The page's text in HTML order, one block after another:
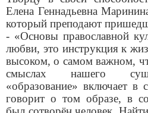
Елена Геннадьевна
который преподают
- «Основы православной
любви, это инструкция к
высоком, о самом важном,
смыслах нашего
«образование» включает в
говорит о том образе, в